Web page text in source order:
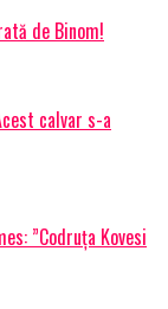
de Binom!
calvar s-a
”Codruța Kovesi